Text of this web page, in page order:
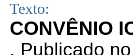
Texto:
CONVÊNIO
. Publicado